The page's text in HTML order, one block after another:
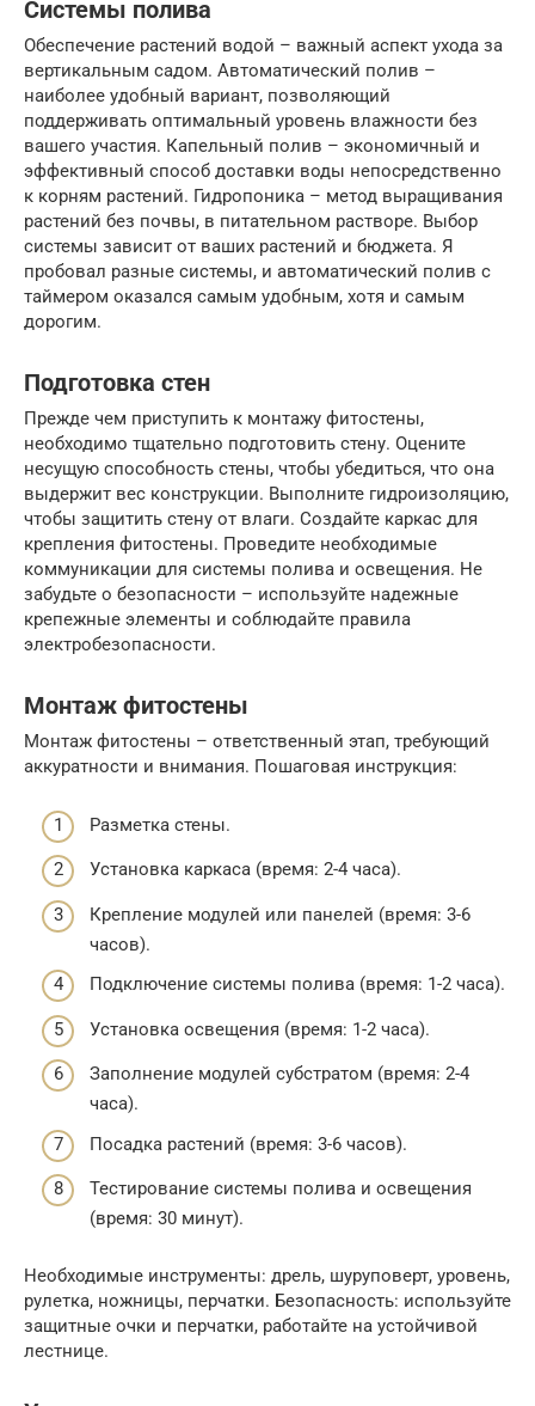
Системы полива
Обеспечение растений водой – важный аспект ухода за
вертикальным садом. Автоматический полив –
наиболее удобный вариант, позволяющий
поддерживать оптимальный уровень влажности без
вашего участия. Капельный полив – экономичный и
эффективный способ доставки воды непосредственно
к корням растений. Гидропоника – метод выращивания
растений без почвы, в питательном растворе. Выбор
системы зависит от ваших растений и бюджета. Я
пробовал разные системы, и автоматический полив с
таймером оказался самым удобным, хотя и самым
дорогим.
Подготовка стен
Прежде чем приступить к монтажу фитостены,
необходимо тщательно подготовить стену. Оцените
несущую способность стены, чтобы убедиться, что она
выдержит вес конструкции. Выполните гидроизоляцию,
чтобы защитить стену от влаги. Создайте каркас для
крепления фитостены. Проведите необходимые
коммуникации для системы полива и освещения. Не
забудьте о безопасности – используйте надежные
крепежные элементы и соблюдайте правила
электробезопасности.
Монтаж фитостены
Монтаж фитостены – ответственный этап, требующий
аккуратности и внимания. Пошаговая инструкция:
Разметка стены.
Установка каркаса (время: 2-4 часа).
Крепление модулей или панелей (время: 3-6
часов).
Подключение системы полива (время: 1-2 часа).
Установка освещения (время: 1-2 часа).
Заполнение модулей субстратом (время: 2-4
часа).
Посадка растений (время: 3-6 часов).
Тестирование системы полива и освещения
(время: 30 минут).
Необходимые инструменты: дрель, шуруповерт, уровень,
рулетка, ножницы, перчатки. Безопасность: используйте
защитные очки и перчатки, работайте на устойчивой
лестнице.